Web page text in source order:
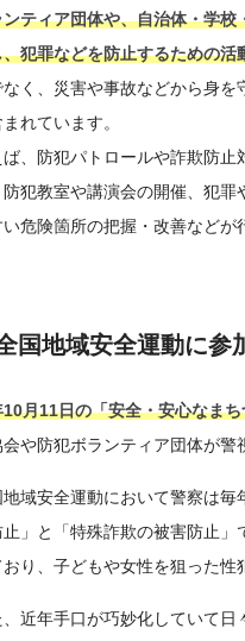
ンティア団体や、自治体・学校
、犯罪などを防止するための活
なく、災害や事故などから身を
れています。
ば、防犯パトロールや詐欺防止
犯教室や講演会の開催、犯罪
危険箇所の把握・改善などが
国地域安全運動に参
10月11日の「安全・安心なま
や防犯ボランティア団体が警
地域安全運動において警察は
止」と「特殊詐欺の被害防止
おり、子どもや女性を狙った性
、近年手口が巧妙化していて